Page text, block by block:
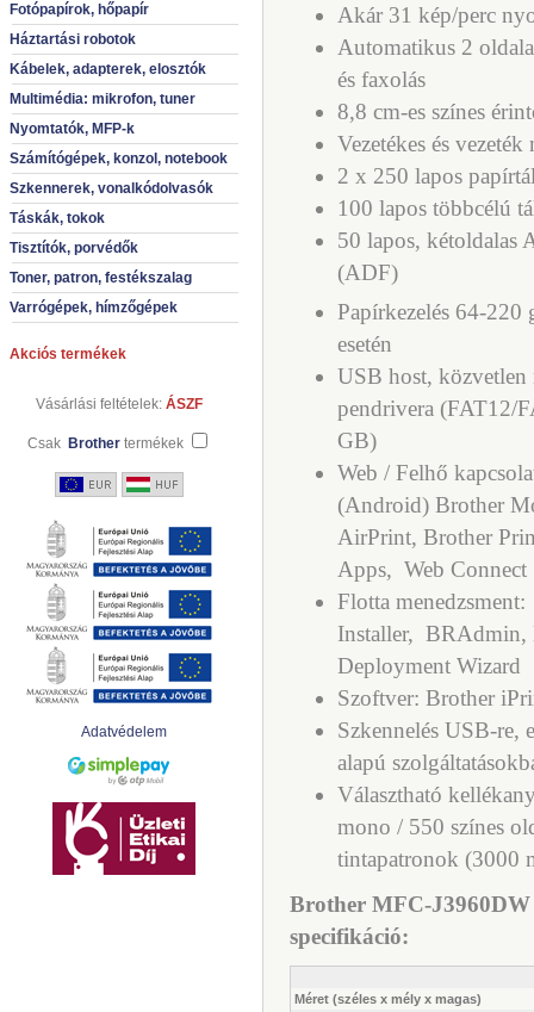
Fotópapírok, hőpapír
Háztartási robotok
Kábelek, adapterek, elosztók
Multimédia: mikrofon, tuner
Nyomtatók, MFP-k
Számítógépek, konzol, notebook
Szkennerek, vonalkódolvasók
Táskák, tokok
Tisztítók, porvédők
Toner, patron, festékszalag
Varrógépek, hímzőgépek
Akciós termékek
Vásárlási feltételek: ÁSZF
Csak Brother termékek
Adatvédelem
Akár 31 kép/perc
Automatikus 2
és faxolás
8,8 cm-es színes
Vezetékes és
2 x 250 lapos
100 lapos többcélú
50 lapos, kétoldalas
(ADF)
Papírkezelés 64-220
esetén
USB host, közvetlen
pendrivera (FAT12/
GB)
Web / Felhő
(Android) Brother
AirPrint, Brother
Apps, Web Connect
Flotta menedzsment:
Installer, BRAdmin,
Deployment Wizard
Szoftver: Brother
Szkennelés USB-re,
alapú
Választható
mono / 550 színes
tintapatronok (3000
Brother MFC-
specifikáció:
Méret (széles x mély x magas)